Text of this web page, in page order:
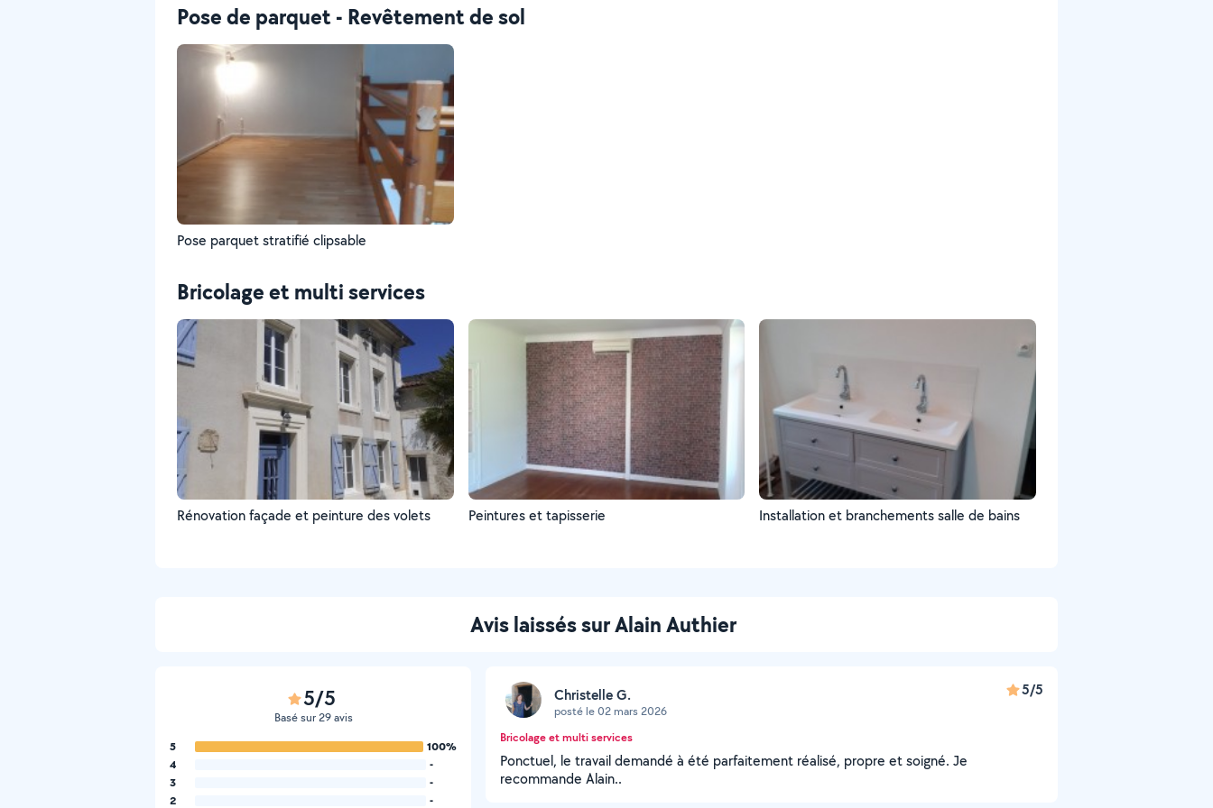
Pose de parquet - Revêtement de sol
Pose parquet stratifié clipsable
Bricolage et multi services
Rénovation façade et peinture des volets Peintures et tapisserie Installation et branchements salle de bains
Avis laissés sur Alain Authier
5/5
Basé sur 29 avis
5
100%
4
-
3
-
2
-
Christelle G.
posté le 02 mars 2026
5/5
Bricolage et multi services
Ponctuel, le travail demandé à été parfaitement réalisé, propre et soigné. Je
recommande Alain..